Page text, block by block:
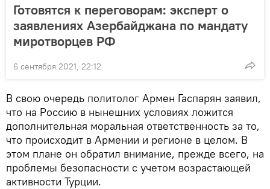
Готовятся к переговорам: эксперт о
заявлениях Азербайджана по мандату
миротворцев РФ
6 сентября 2021, 22:12
В свою очередь политолог Армен Гаспарян заявил,
что на Россию в нынешних условиях ложится
дополнительная моральная ответственность за то,
что происходит в Армении и регионе в целом. В
этом плане он обратил внимание, прежде всего, на
проблемы безопасности с учетом возрастающей
активности Турции.